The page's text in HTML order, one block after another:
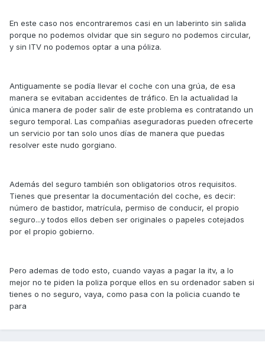
En este caso nos encontraremos casi en un laberinto sin salida
porque no podemos olvidar que sin seguro no podemos circular,
y sin ITV no podemos optar a una póliza.
Antiguamente se podía llevar el coche con una grúa, de esa
manera se evitaban accidentes de tráfico. En la actualidad la
única manera de poder salir de este problema es contratando un
seguro temporal. Las compañias aseguradoras pueden ofrecerte
un servicio por tan solo unos días de manera que puedas
resolver este nudo gorgiano.
Además del seguro también son obligatorios otros requisitos.
Tienes que presentar la documentación del coche, es decir:
número de bastidor, matrícula, permiso de conducir, el propio
seguro...y todos ellos deben ser originales o papeles cotejados
por el propio gobierno.
Pero ademas de todo esto, cuando vayas a pagar la itv, a lo
mejor no te piden la poliza porque ellos en su ordenador saben si
tienes o no seguro, vaya, como pasa con la policia cuando te
para